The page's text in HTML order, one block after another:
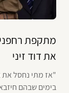
מתקפת
את דוד זיני
"אז מתי נחסל את
בימים שבהם